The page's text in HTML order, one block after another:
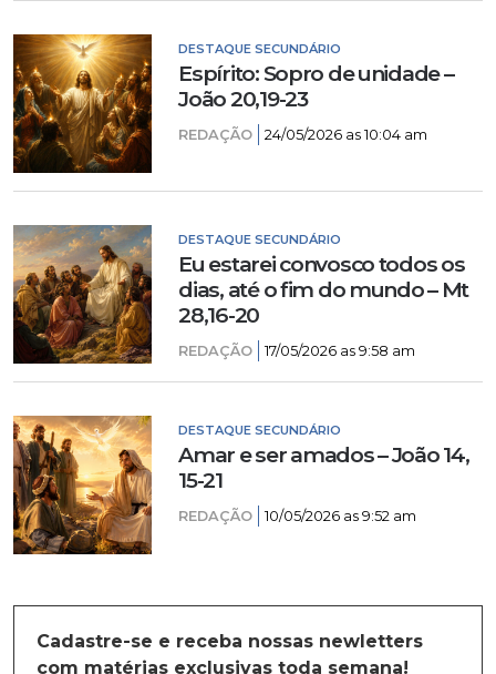
DESTAQUE SECUNDÁRIO
Espírito: Sopro de unidade –
João 20,19-23
REDAÇÃO 24/05/2026 as 10:04 am
DESTAQUE SECUNDÁRIO
Eu estarei convosco todos os
dias, até o fim do mundo – Mt
28,16-20
REDAÇÃO 17/05/2026 as 9:58 am
DESTAQUE SECUNDÁRIO
Amar e ser amados – João 14,
15-21
REDAÇÃO 10/05/2026 as 9:52 am
Cadastre-se e receba nossas newletters
com matérias exclusivas toda semana!